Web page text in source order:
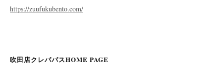
https://zuufukubento.com/
吹田店クレパパスHOME PAGE